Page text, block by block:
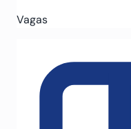
Vagas